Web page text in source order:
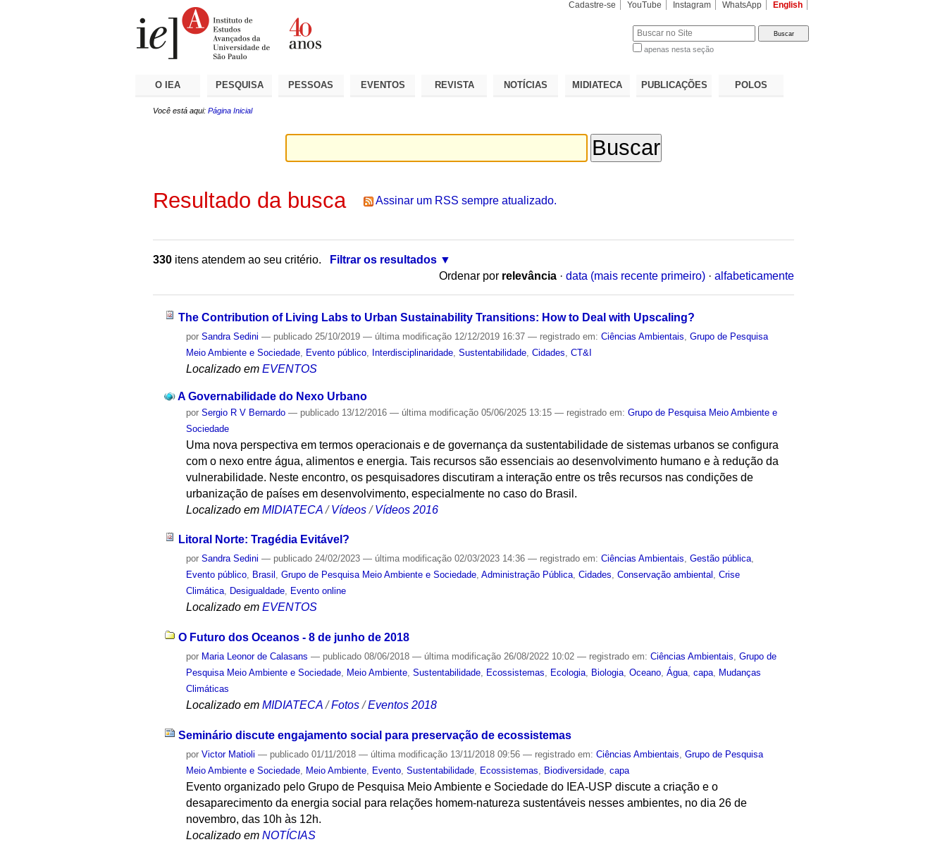
Cadastre-se YouTube Instagram WhatsApp English
apenas nesta seção
O IEA PESQUISA PESSOAS EVENTOS REVISTA NOTÍCIAS MIDIATECA PUBLICAÇÕES POLOS
Você está aqui: Página Inicial
Resultado da busca Assinar um RSS sempre atualizado.
330 itens atendem ao seu critério.
Filtrar os resultados
Ordenar por relevância · data (mais recente primeiro) · alfabeticamente
The Contribution of Living Labs to Urban Sustainability Transitions: How to Deal with Upscaling?
porSandra Sedini — publicado 25/10/2019— última modificação 12/12/2019 16:37— registrado em:Ciências Ambientais ,Grupo de Pesquisa
Meio Ambiente e Sociedade
Evento público Interdisciplinaridade ,Sustentabilidade ,Cidades ,CT&I
Localizado em EVENTOS
A Governabilidade do Nexo Urbano
porSergio R V Bernardo — publicado 13/12/2016— última modificação 05/06/2025 13:15— registrado em:Grupo de Pesquisa Meio Ambiente e
Sociedade
Uma nova perspectiva em termos operacionais e de governança da sustentabilidade de sistemas urbanos se configura
com o nexo entre água, alimentos e energia. Tais recursos são essenciais ao desenvolvimento humano e à redução da
vulnerabilidade. Neste encontro, os pesquisadores discutiram a interação entre os três recursos nas condições de
urbanização de países em desenvolvimento, especialmente no caso do Brasil.
Localizado em MIDIATECA /Vídeos /Vídeos 2016
Litoral Norte: Tragédia Evitável?
porSandra Sedini — publicado 24/02/2023— última modificação 02/03/2023 14:36— registrado em:Ciências Ambientais,Gestão pública,
Evento público, Brasil ,Grupo de Pesquisa Meio Ambiente e Sociedade,Administração Pública,Cidades,Conservação ambiental ,Crise
Climática, Desigualdade, Evento online
Localizado em EVENTOS
O Futuro dos Oceanos - 8 de junho de 2018
por Maria Leonor de Calasans — publicado 08/06/2018— última modificação 26/08/2022 10:02— registrado em:Ciências Ambientais,Grupo de
Pesquisa Meio Ambiente e Sociedade, Meio Ambiente,Sustentabilidade, Ecossistemas, Ecologia, Biologia,Oceano,Água,capa, Mudanças
Climáticas
Localizado em MIDIATECA /Fotos /Eventos 2018
Seminário discute engajamento social para preservação de ecossistemas
porVictor Matioli — publicado 01/11/2018— última modificação 13/11/2018 09:56— registrado em:Ciências Ambientais ,Grupo de Pesquisa
Meio Ambiente e Sociedade
Meio Ambiente Evento ,Sustentabilidade Ecossistemas Biodiversidade ,capa
Evento organizado pelo Grupo de Pesquisa Meio Ambiente e Sociedade do IEA-USP discute a criação e o
desaparecimento da energia social para relações homem-natureza sustentáveis nesses ambientes, no dia 26 de
novembro, das 10h às 12h.
Localizado em NOTÍCIAS